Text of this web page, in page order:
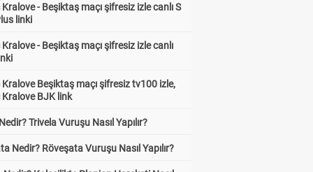
- Beşiktaş maçı şifresiz izle canlı S
linki
- Beşiktaş maçı şifresiz izle canlı
Beşiktaş maçı şifresiz tv100 izle,
Kralove BJK link
Trivela Vuruşu Nasıl Yapılır?
Nedir? Röveşata Vuruşu Nasıl Yapılır?